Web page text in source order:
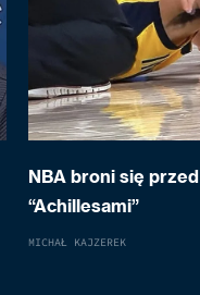
NBA broni się przed
“Achillesami”
MICHAŁ KAJZEREK